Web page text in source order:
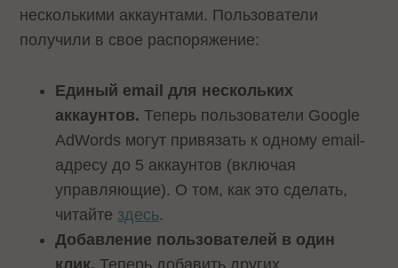
несколькими аккаунтами. Пользователи
получили в свое распоряжение:
Единый email для нескольких
аккаунтов.Теперь пользователи Google
AdWords могут привязать к одному email-
адресу до 5 аккаунтов (включая
управляющие). О том, как это сделать,
читайте здесь.
Добавление пользователей в один
клик.Теперь добавить других